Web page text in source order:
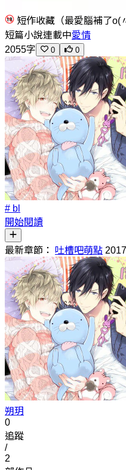
短作收藏（最愛腦補了o(
短篇小說連載中愛情
2055字
0 0
# bl
開始閱讀
最新章節： 吐槽吧萌點
朔玥
0
追蹤
/
2